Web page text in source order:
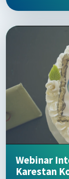
Webinar
Karestan